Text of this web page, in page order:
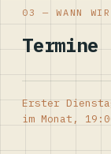
03 — WANN
Termine
Erster
im Monat,